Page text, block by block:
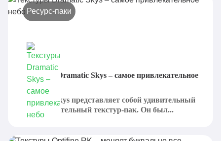
Ресурс-паки
Текстуры Dramatic Skys – самое привлекательное
Dramatic Skys представляет собой удивительный
и привлекательный текстур-пак. Он был...